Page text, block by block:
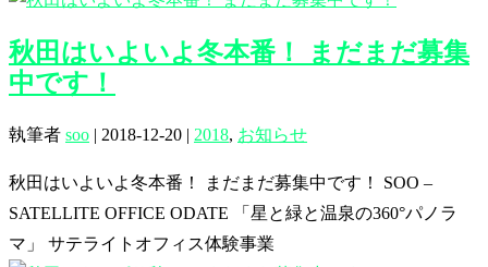
秋田はいよいよ冬本番！ まだまだ募集
中です！
執筆者 soo | 2018-12-20 | 2018, お知らせ
秋田はいよいよ冬本番！ まだまだ募集中です！ SOO –
SATELLITE OFFICE ODATE 「星と緑と温泉の360°パノラ
マ」 サテライトオフィス体験事業